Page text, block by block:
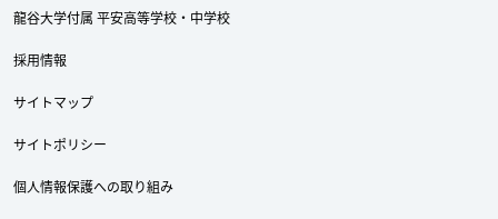
龍谷大学付属 平安高等学校・中学校
採用情報
サイトマップ
サイトポリシー
個人情報保護への取り組み